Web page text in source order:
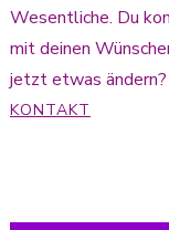
Wesentliche. Du
mit deinen
jetzt etwas ändern?
KONTAKT